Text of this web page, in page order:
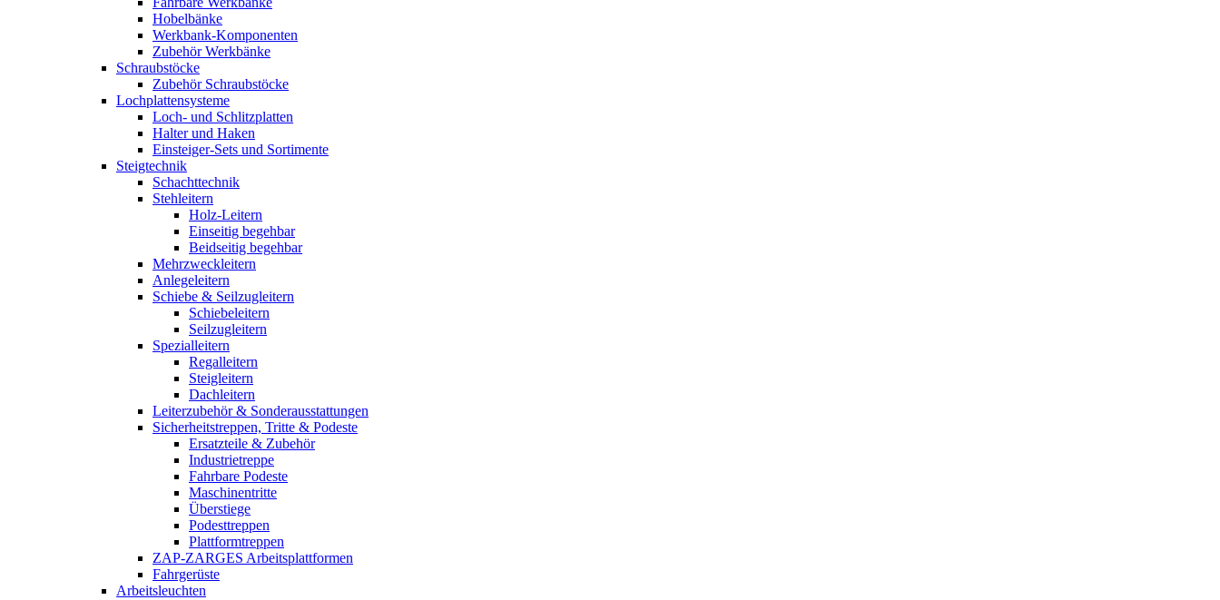
Hobelbänke
Werkbank-Komponenten
Zubehör Werkbänke
Schraubstöcke
Zubehör Schraubstöcke
Lochplattensysteme
Loch- und Schlitzplatten
Halter und Haken
Einsteiger-Sets und Sortimente
Steigtechnik
Schachttechnik
Stehleitern
Holz-Leitern
Einseitig begehbar
Beidseitig begehbar
Mehrzweckleitern
Anlegeleitern
Schiebe & Seilzugleitern
Schiebeleitern
Seilzugleitern
Spezialleitern
Regalleitern
Steigleitern
Dachleitern
Leiterzubehör & Sonderausstattungen
Sicherheitstreppen, Tritte & Podeste
Ersatzteile & Zubehör
Industrietreppe
Fahrbare Podeste
Maschinentritte
Überstiege
Podesttreppen
Plattformtreppen
ZAP-ZARGES Arbeitsplattformen
Fahrgerüste
Arbeitsleuchten